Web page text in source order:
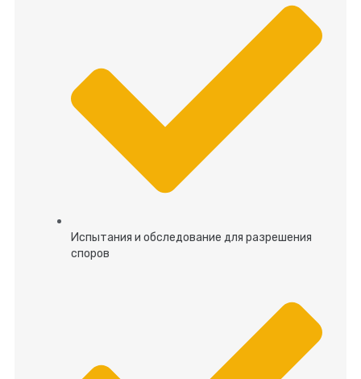
Испытания и обследование для разрешения
споров